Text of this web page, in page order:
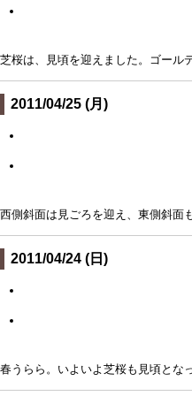
芝桜は、見頃を迎えました。ゴール
2011/04/25 (月)
西側斜面は見ごろを迎え、東側斜面
2011/04/24 (日)
春うらら。いよいよ芝桜も見頃とな